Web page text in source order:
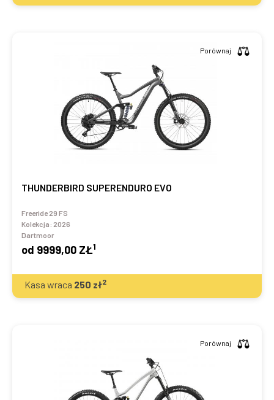
THUNDERBIRD SUPERENDURO EVO
Freeride 29 FS
Kolekcja: 2026
Dartmoor
od 9999,00 ZŁ1
Porównaj
Kasa wraca 250 zł2
Porównaj